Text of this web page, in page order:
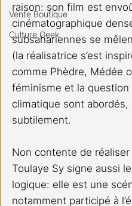
Vente Boutique
Culture Geek
raison: son film est
cinématographique
subsahariennes se
(la réalisatrice s’est
comme Phèdre, Médée
féminisme et la
climatique sont
subtilement.
Non contente de réaliser
Toulaye Sy signe aussi
logique: elle est une
notamment participé à